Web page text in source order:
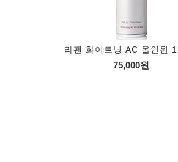
라펜 화이트닝 AC 올인원
75,000원